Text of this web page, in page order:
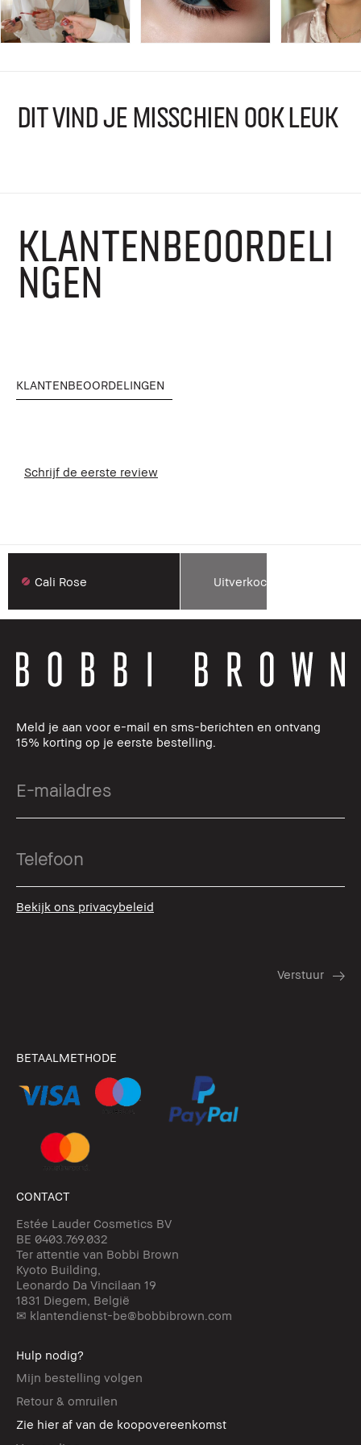
DIT VIND JE MISSCHIEN OOK LEUK
KLANTENBEOORDELI
NGEN
KLANTENBEOORDELINGEN
Schrijf de eerste review
Cali Rose Uitverkocht
Meld je aan voor e-mail en sms-berichten en ontvang
15% korting op je eerste bestelling.
Bekijk ons privacybeleid
BETAALMETHODE
CONTACT
Estée Lauder Cosmetics BV
BE 0403.769.032
Ter attentie van Bobbi Brown
Kyoto Building,
Leonardo Da Vincilaan 19
1831 Diegem, België
✉ klantendienst-be@bobbibrown.com
Hulp nodig?
Mijn bestelling volgen
Retour & omruilen
Zie hier af van de koopovereenkomst